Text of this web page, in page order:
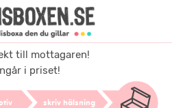
till mottagaren!
i priset!
skriv hälsning